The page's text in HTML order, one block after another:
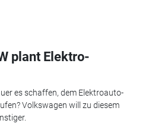
plant Elektro-
es schaffen, dem Elektroauto-
Volkswagen will zu diesem